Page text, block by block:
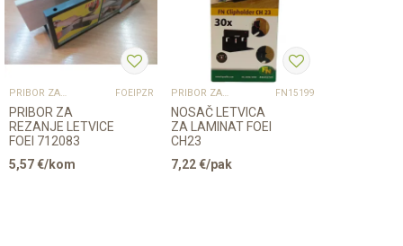
PRIBOR ZA UGRADNJU PODOVA – SVE NA JEDNOM MJESTU FOEIPZR
PRIBOR ZA
REZANJE LETVICE
FOEI 712083
5,57€/kom
PRIBOR ZA UGRADNJU PODOVA – SVE NA JEDNOM MJESTU FN15199
NOSAČ LETVICA
ZA LAMINAT FOEI
CH23
7,22€/pak